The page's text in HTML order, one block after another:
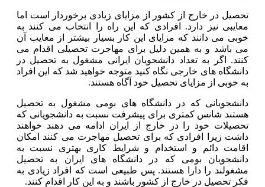
تحصیل در خارج از کشور از مزایای زیادی برخوردار است اما
معایبی نیز دارد. افرادی که این راه را انتخاب می کنند به
خوبی می دانند که مزایای این کار بسیار بیشتر از معایب آن
می باشد و به همین دلیل برای مهاجرت تحصیلی اقدام می
کنند. اگر به تعداد دانشجویان ایرانی مشغول به تحصیل در
دانشگاه های خارجی نگاه کنید متوجه خواهید شد که این افراد
به خوبی از مزایای تحصیل خود آگاه هستند.
دانشجویانی که در دانشگاه های بومی مشغول به تحصیل
هستند شانس کمتری برای پیشرفت نسبت به دانشجویانی که
تحصیلات خود را در خارج از ایران ادامه می دهند خواهند
داشت زیرا افرادی که برای تحصیل مهاجرت می کنند امکان
اقامت دائم و استخدام و شرایط کاری بهتری نسبت به
دانشجویان بومی که در دانشگاه های ایران به تحصیل
مشغولند را دارا هستند. پس طبیعی است که افراد زیادی به
فکر تحصیل در خارج از کشور باشند و به این کار اقدام کنند.